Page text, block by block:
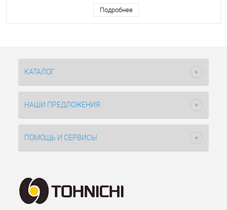
Подробнее
КАТАЛОГ
НАШИ ПРЕДЛОЖЕНИЯ
ПОМОЩЬ И СЕРВИСЫ